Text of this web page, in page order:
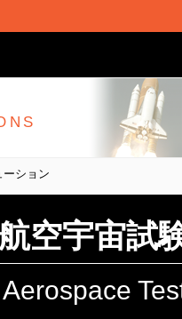
ション
航空宇宙試
Aerospace